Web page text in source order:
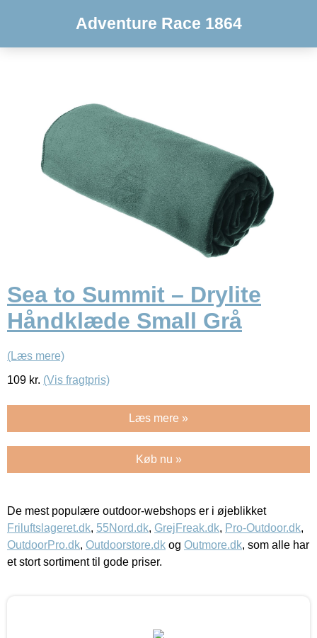
Adventure Race 1864
Sea to Summit – Drylite
Håndklæde Small Grå
(Læs mere)
109 kr. (Vis fragtpris)
Læs mere »
Køb nu »
De mest populære outdoor-webshops er i øjeblikket
Friluftslageret.dk, 55Nord.dk, GrejFreak.dk, Pro-Outdoor.dk,
OutdoorPro.dk, Outdoorstore.dk og Outmore.dk, som alle har
et stort sortiment til gode priser.